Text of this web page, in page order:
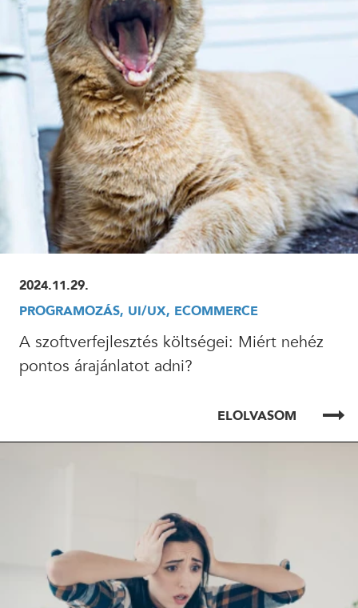
ELOLVASOM
2024.11.29.
PROGRAMOZÁS, UI/UX, ECOMMERCE
A szoftverfejlesztés költségei: Miért nehéz
pontos árajánlatot adni?
ELOLVASOM
ELOLVASOM